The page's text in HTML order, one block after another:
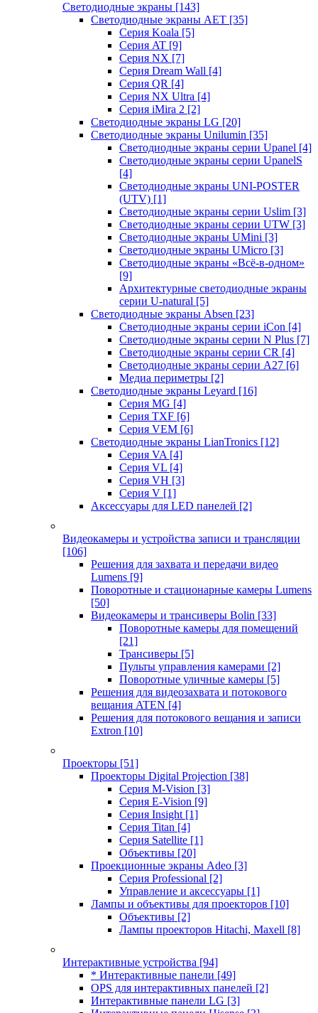
Светодиодные экраны [143]
Светодиодные экраны AET [35]
Cерия Koala [5]
Серия AT [9]
Серия NX [7]
Серия Dream Wall [4]
Серия QR [4]
Серия NX Ultra [4]
Серия iMira 2 [2]
Светодиодные экраны LG [20]
Светодиодные экраны Unilumin [35]
Светодиодные экраны серии Upanel [4]
Светодиодные экраны серии UpanelS
[4]
Светодиодные экраны UNI-POSTER
(UTV) [1]
Светодиодные экраны серии Uslim [3]
Светодиодные экраны серии UTW [3]
Светодиодные экраны UMini [3]
Светодиодные экраны UMicro [3]
Светодиодные экраны «Всё-в-одном»
[9]
Архитектурные светодиодные экраны
серии U-natural [5]
Светодиодные экраны Absen [23]
Светодиодные экраны серии iCon [4]
Светодиодные экраны серии N Plus [7]
Светодиодные экраны серии CR [4]
Светодиодные экраны серии А27 [6]
Медиа периметры [2]
Светодиодные экраны Leyard [16]
Серия MG [4]
Серия TXF [6]
Серия VEM [6]
Светодиодные экраны LianTronics [12]
Серия VA [4]
Серия VL [4]
Серия VH [3]
Серия V [1]
Аксессуары для LED панелей [2]
Видеокамеры и устройства записи и трансляции
[106]
Решения для захвата и передачи видео
Lumens [9]
Поворотные и стационарные камеры Lumens
[50]
Видеокамеры и трансиверы Bolin [33]
Поворотные камеры для помещений
[21]
Трансиверы [5]
Пульты управления камерами [2]
Поворотные уличные камеры [5]
Решения для видеозахвата и потокового
вещания ATEN [4]
Решения для потокового вещания и записи
Extron [10]
Проекторы [51]
Проекторы Digital Projection [38]
Серия M-Vision [3]
Серия E-Vision [9]
Серия Insight [1]
Серия Titan [4]
Серия Satellite [1]
Объективы [20]
Проекционные экраны Adeo [3]
Серия Professional [2]
Управление и аксессуары [1]
Лампы и объективы для проекторов [10]
Объективы [2]
Лампы проекторов Hitachi, Maxell [8]
Интерактивные устройства [94]
* Интерактивные панели [49]
OPS для интерактивных панелей [2]
Интерактивные панели LG [3]